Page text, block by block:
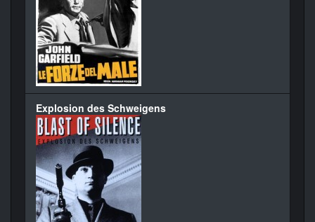
Explosion des Schweigens